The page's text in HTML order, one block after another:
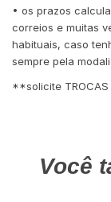
• os prazos
correios e muitas
habituais, caso
sempre pela
**solicite TROCAS
Você